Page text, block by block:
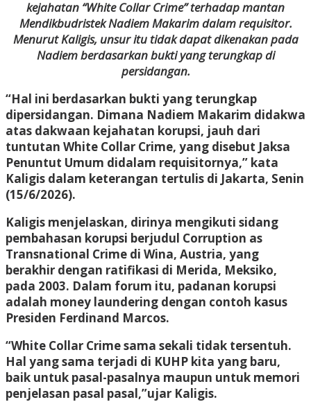
kejahatan “White Collar Crime” terhadap mantan
Mendikbudristek Nadiem Makarim dalam requisitor.
Menurut Kaligis, unsur itu tidak dapat dikenakan pada
Nadiem berdasarkan bukti yang terungkap di
persidangan.
“Hal ini berdasarkan bukti yang terungkap
dipersidangan. Dimana Nadiem Makarim didakwa
atas dakwaan kejahatan korupsi, jauh dari
tuntutan White Collar Crime, yang disebut Jaksa
Penuntut Umum didalam requisitornya,” kata
Kaligis dalam keterangan tertulis di Jakarta, Senin
(15/6/2026).
Kaligis menjelaskan, dirinya mengikuti sidang
pembahasan korupsi berjudul Corruption as
Transnational Crime di Wina, Austria, yang
berakhir dengan ratifikasi di Merida, Meksiko,
pada 2003. Dalam forum itu, padanan korupsi
adalah money laundering dengan contoh kasus
Presiden Ferdinand Marcos.
“White Collar Crime sama sekali tidak tersentuh.
Hal yang sama terjadi di KUHP kita yang baru,
baik untuk pasal-pasalnya maupun untuk memori
penjelasan pasal pasal,”ujar Kaligis.